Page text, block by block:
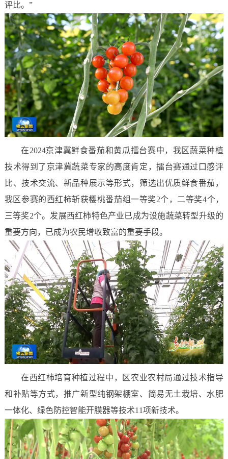
评比。”
在2024京津冀鲜食番茄和黄瓜擂台赛中，我区蔬菜种植
技术得到了京津冀蔬菜专家的高度肯定，擂台赛通过口感评
比、技术交流、新品种展示等形式，筛选出优质鲜食番茄，
我区参赛的西红柿斩获樱桃番茄组一等奖2个，二等奖4个，
三等奖2个。发展西红柿特色产业已成为设施蔬菜转型升级的
重要方向，已成为农民增收致富的重要手段。
在西红柿培育种植过程中，区农业农村局通过技术指导
和补贴等方式，推广新型纯钢架棚室、简易无土栽培、水肥
一体化、绿色防控智能开膜器等技术11项新技术。